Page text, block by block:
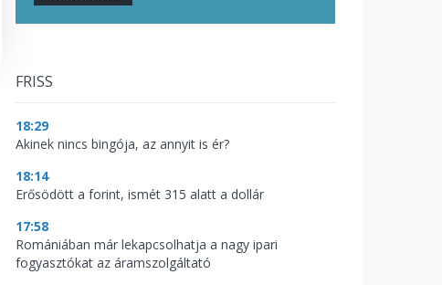
FRISS
18:29
Akinek nincs bingója, az annyit is ér?
18:14
Erősödött a forint, ismét 315 alatt a dollár
17:58
Romániában már lekapcsolhatja a nagy ipari
fogyasztókat az áramszolgáltató